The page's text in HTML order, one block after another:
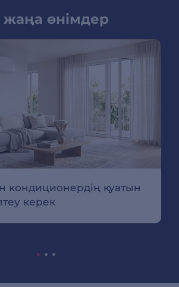
өнімдер
кондиционердің қуатын
керек